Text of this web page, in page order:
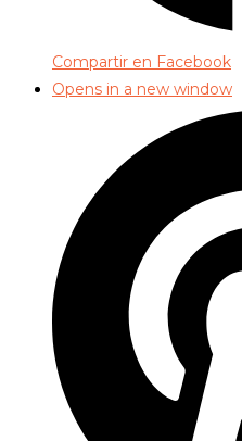
Compartir en Facebook
Opens in a new window